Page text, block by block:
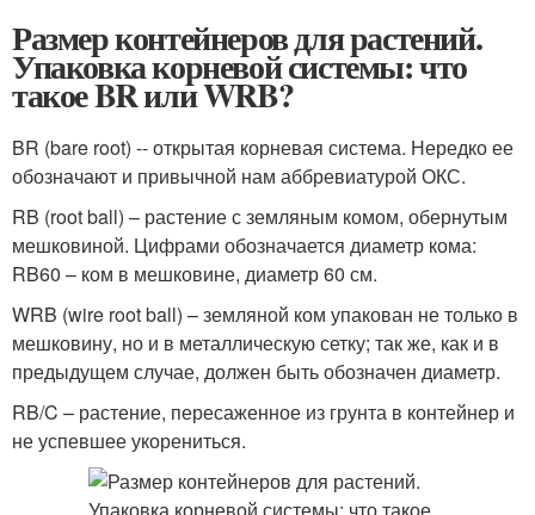
Размер контейнеров для растений.
Упаковка корневой системы: что
такое BR или WRB?
BR (bare root) -- открытая корневая система. Нередко ее
обозначают и привычной нам аббревиатурой ОКС.
RB (root ball) – растение с земляным комом, обернутым
мешковиной. Цифрами обозначается диаметр кома:
RB60 – ком в мешковине, диаметр 60 см.
WRB (wire root ball) – земляной ком упакован не только в
мешковину, но и в металлическую сетку; так же, как и в
предыдущем случае, должен быть обозначен диаметр.
RB/C – растение, пересаженное из грунта в контейнер и
не успевшее укорениться.